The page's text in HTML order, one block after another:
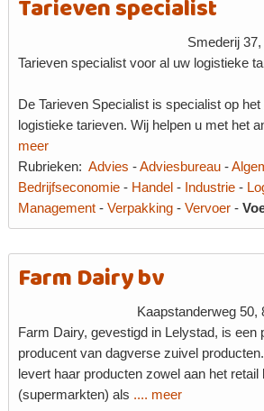
Tarieven specialist
Smederij
Tarieven specialist voor al uw logistieke
De Tarieven Specialist is specialist op
logistieke tarieven. Wij helpen u met het
meer
Rubrieken:Advies -Adviesbureau -
Bedrijfseconomie - Handel - Industrie -
Management -Verpakking -Vervoer -
Farm Dairy bv
Kaapstanderweg 50,
Farm Dairy, gevestigd in Lelystad, is een
producent van dagverse zuivel
levert haar producten zowel aan het retail
(supermarkten) als .... meer